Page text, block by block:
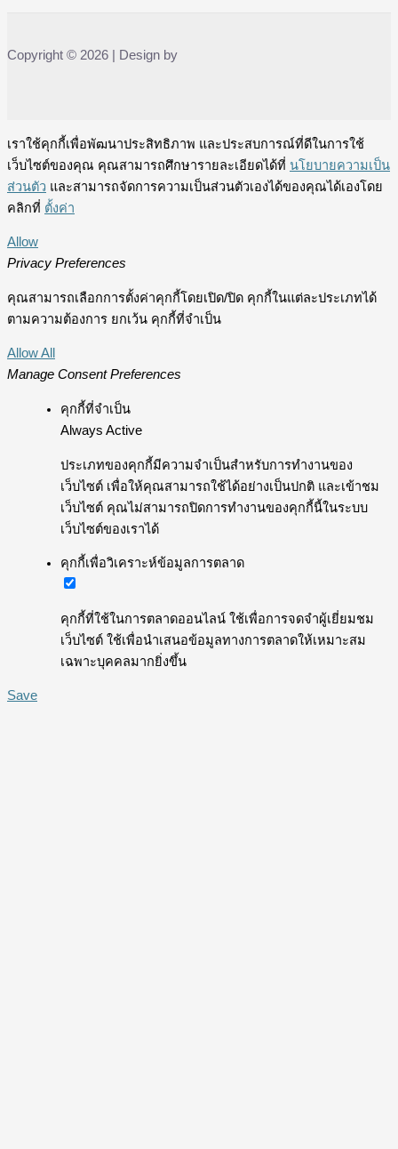
Copyright © 2026 | Design by
เราใช้คุกกี้เพื่อพัฒนาประสิทธิภาพ และประสบการณ์ที่ดีในการใช้
เว็บไซต์ของคุณ คุณสามารถศึกษารายละเอียดได้ที่ นโยบายความเป็น
ส่วนตัว และสามารถจัดการความเป็นส่วนตัวเองได้ของคุณได้เองโดย
คลิกที่ ตั้งค่า
Allow
Privacy Preferences
คุณสามารถเลือกการตั้งค่าคุกกี้โดยเปิด/ปิด คุกกี้ในแต่ละประเภทได้
ตามความต้องการ ยกเว้น คุกกี้ที่จำเป็น
Allow All
Manage Consent Preferences
คุกกี้ที่จำเป็น
Always Active
ประเภทของคุกกี้มีความจำเป็นสำหรับการทำงานของ
เว็บไซต์ เพื่อให้คุณสามารถใช้ได้อย่างเป็นปกติ และเข้าชม
เว็บไซต์ คุณไม่สามารถปิดการทำงานของคุกกี้นี้ในระบบ
เว็บไซต์ของเราได้
คุกกี้เพื่อวิเคราะห์ข้อมูลการตลาด
คุกกี้ที่ใช้ในการตลาดออนไลน์ ใช้เพื่อการจดจำผู้เยี่ยมชม
เว็บไซต์ ใช้เพื่อนำเสนอข้อมูลทางการตลาดให้เหมาะสม
เฉพาะบุคคลมากยิ่งขึ้น
Save